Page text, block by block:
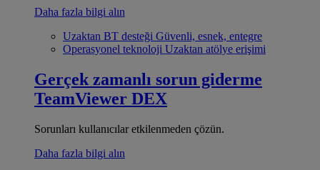
Daha fazla bilgi alın
Uzaktan BT desteği Güvenli, esnek, entegre
Operasyonel teknoloji Uzaktan atölye erişimi
Gerçek zamanlı sorun giderme
TeamViewer DEX
Sorunları kullanıcılar etkilenmeden çözün.
Daha fazla bilgi alın